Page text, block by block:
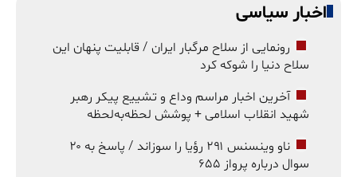
اخبار سیاسی
رونمایی از سلاح مرگبار ایران / قابلیت پنهان این
سلاح دنیا را شوکه کرد
آخرین اخبار مراسم وداع و تشییع پیکر رهبر
شهید انقلاب اسلامی + پوشش لحظه‌به‌لحظه
ناو وینسنس ۲۹۱ رؤیا را سوزاند / پاسخ به ۲۰
سوال درباره پرواز ۶۵۵